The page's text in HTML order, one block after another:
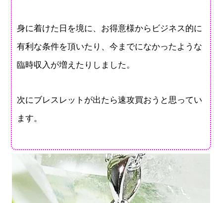
身に着けた日を境に、お得意様からビジネス的に
有利な条件を頂いたり、今までになかったような
臨時収入が増えたりしました。
次にブレスレットが出たら速攻買おうと思ってい
ます。